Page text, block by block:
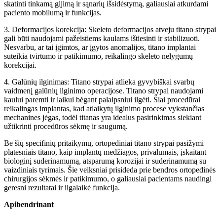
skatinti tinkamą gijimą ir sąnarių išsidėstymą, galiausiai atkurdami
paciento mobilumą ir funkcijas.
3. Deformacijos korekcija: Skeleto deformacijos atveju titano strypai
gali būti naudojami pažeistiems kaulams ištiesinti ir stabilizuoti.
Nesvarbu, ar tai įgimtos, ar įgytos anomalijos, titano implantai
suteikia tvirtumo ir patikimumo, reikalingo skeleto nelygumų
korekcijai.
4. Galūnių ilginimas: Titano strypai atlieka gyvybiškai svarbų
vaidmenį galūnių ilginimo operacijose. Titano strypai naudojami
kaului paremti ir laikui bėgant palaipsniui ilgėti. Šiai procedūrai
reikalingas implantas, kad atlaikytų ilginimo procese vykstančias
mechanines jėgas, todėl titanas yra idealus pasirinkimas siekiant
užtikrinti procedūros sėkmę ir saugumą.
Be šių specifinių pritaikymų, ortopediniai titano strypai pasižymi
platesniais titano, kaip implantų medžiagos, privalumais, įskaitant
biologinį suderinamumą, atsparumą korozijai ir suderinamumą su
vaizdiniais tyrimais. Šie veiksniai prisideda prie bendros ortopedinės
chirurgijos sėkmės ir patikimumo, o galiausiai pacientams naudingi
geresni rezultatai ir ilgalaikė funkcija.
Apibendrinant